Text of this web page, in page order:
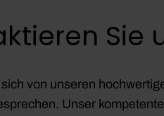
Sie
von unseren
Unser